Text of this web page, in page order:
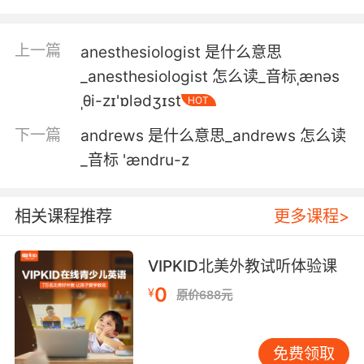
上一篇
anesthesiologist 是什么意思
_anesthesiologist 怎么读_音标ˌænəs
ˌθi-zɪ'ɒlədʒɪst
HOT
下一篇
andrews 是什么意思_andrews 怎么读
_音标 'ændru-z
相关课程推荐 更多课程>
VIPKID北美外教试听体验课
¥0 原价688元
免费领取